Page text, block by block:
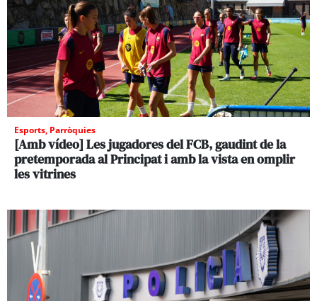
Esports, Parròquies
[Amb vídeo] Les jugadores del FCB, gaudint de la
pretemporada al Principat i amb la vista en omplir
les vitrines